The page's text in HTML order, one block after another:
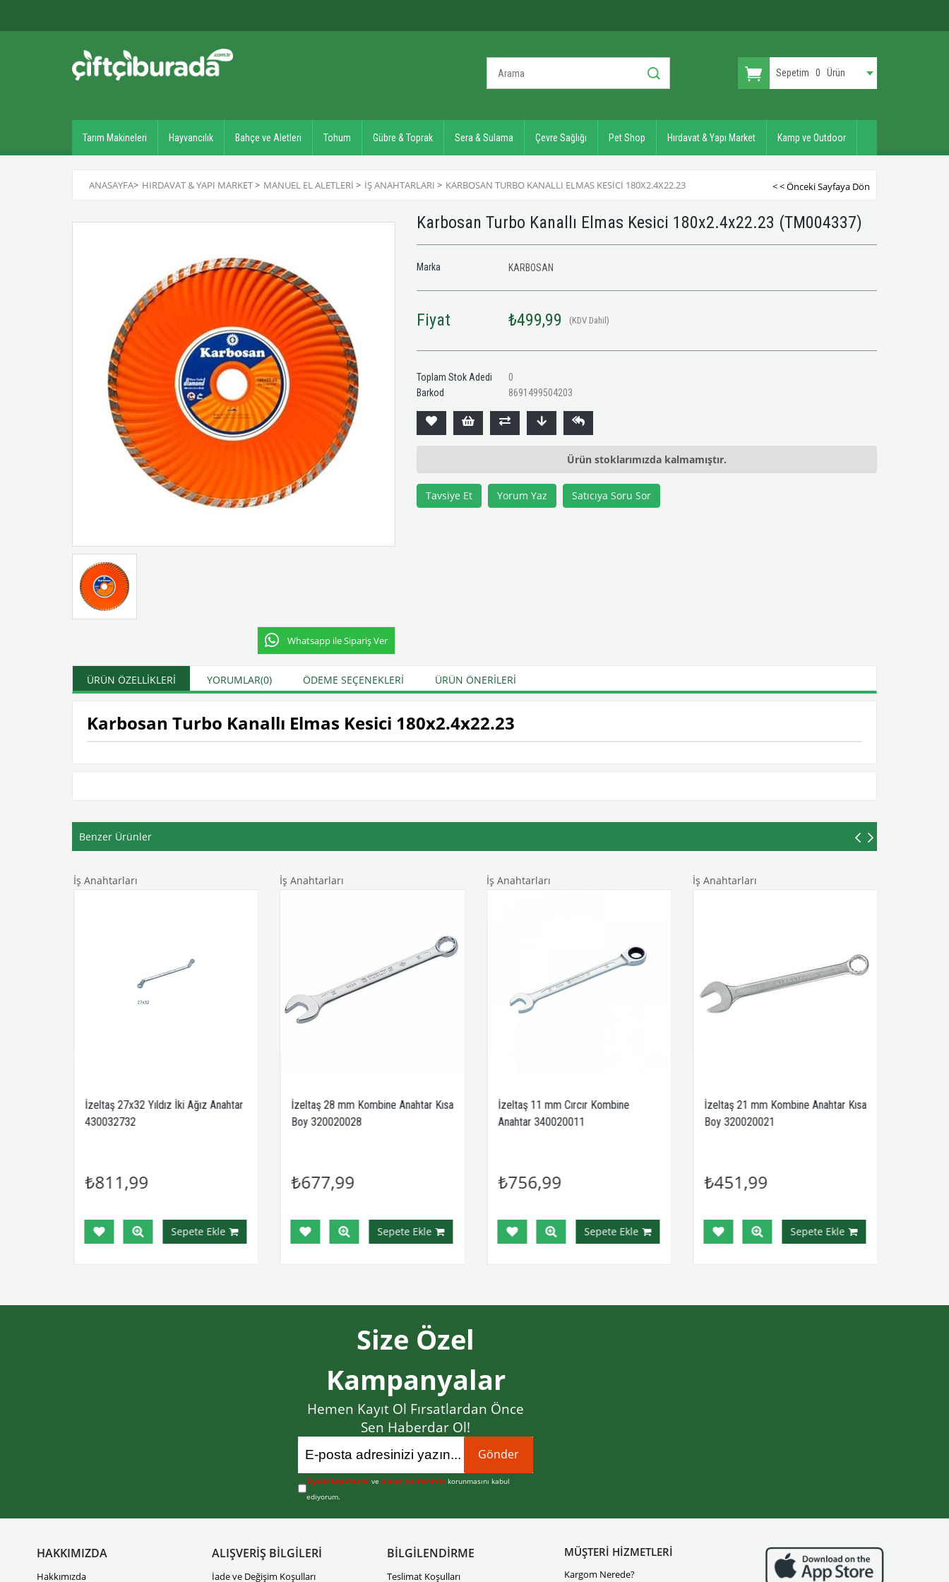
Sepetim 0 Ürün
Tarım Makineleri Hayvancılık Bahçe ve Aletleri Tohum Gübre & Toprak Sera & Sulama Çevre Sağlığı Pet Shop Hırdavat & Yapı Market Kamp ve Outdoor
ANASAYFA> HIRDAVAT & YAPI MARKET> MANUEL EL ALETLERI > İŞ ANAHTARLARI > KARBOSAN TURBO KANALLI ELMAS KESICI 180X2.4X22.23 < < Önceki Sayfaya Dön
Whatsapp ile Sipariş Ver
Karbosan Turbo Kanallı Elmas Kesici 180x2.4x22.23 (TM004337)
Marka KARBOSAN
Fiyat ₺499,99 (KDV Dahil)
Toplam Stok Adedi
0
Barkod
8691499504203
Ürün stoklarımızda kalmamıştır.
Tavsiye Et Yorum Yaz Satıcıya Soru Sor
ÜRÜN ÖZELLIKLERI YORUMLAR(0) ÖDEME SEÇENEKLERI ÜRÜN ÖNERILERI
Karbosan Turbo Kanallı Elmas Kesici 180x2.4x22.23
Benzer Ürünler
İş Anahtarları
İzeltaş 27x32 Yıldız İki Ağız Anahtar
430032732
₺811,99
Sepete Ekle
İş Anahtarları
İzeltaş 28 mm Kombine Anahtar Kısa
Boy 320020028
₺677,99
Sepete Ekle
İş Anahtarları
İzeltaş 11 mm Cırcır Kombine
Anahtar 340020011
₺756,99
Sepete Ekle
İş Anahtarları
İzeltaş 21 mm Kombine Anahtar Kısa
Boy 320020021
₺451,99
Sepete Ekle
Size Özel
Kampanyalar
Hemen Kayıt Ol Fırsatlardan Önce
Sen Haberdar Ol!
Gönder
Üyelik koşullarını vekişisel verilerimin korunmasını kabul
ediyorum.
HAKKIMIZDA
Hakkımızda
ALIŞVERİŞ BİLGİLERİ
İade ve Değişim Koşulları
BİLGİLENDİRME
Teslimat Koşulları
MÜŞTERİ HİZMETLERİ
Kargom Nerede?